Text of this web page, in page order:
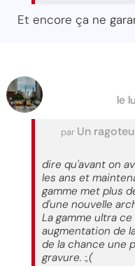
Et encore ça ne
le
par Un
dire qu'avant on
les ans et
gamme met plus
d'une nouvelle
La gamme ultra
augmentation de
de la chance une
gravure. :,(